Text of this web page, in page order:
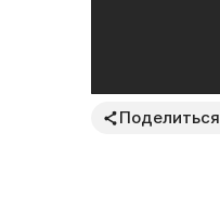
Поделиться